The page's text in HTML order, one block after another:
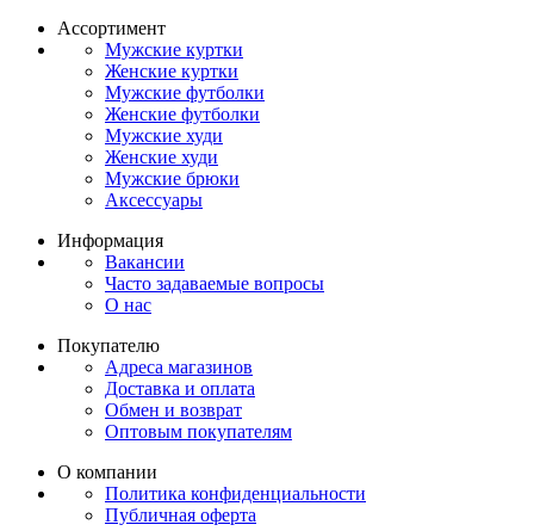
Ассортимент
Мужские куртки
Женские куртки
Мужские футболки
Женские футболки
Мужские худи
Женские худи
Мужские брюки
Аксессуары
Информация
Вакансии
Часто задаваемые вопросы
О нас
Покупателю
Адреса магазинов
Доставка и оплата
Обмен и возврат
Оптовым покупателям
О компании
Политика конфиденциальности
Публичная оферта